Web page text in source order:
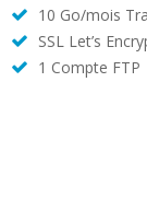
10 Go/mois
SSL Let’s
1 Compte FTP